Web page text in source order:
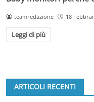
teamredazione 18
Leggi di più
ARTICOLI RECENTI